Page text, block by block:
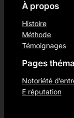
À propos
Histoire
Méthode
Témoignages
Pages
Notoriété
E réputation